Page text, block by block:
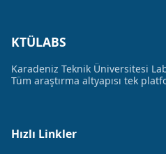
KTÜLABS
Karadeniz Teknik Üniversitesi
Tüm araştırma altyapısı tek
Hızlı Linkler